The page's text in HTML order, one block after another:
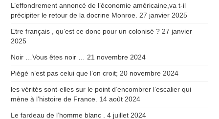
L’effondrement annoncé de l’économie américaine,va t-il
précipiter le retour de la docrine Monroe. 27 janvier 2025
Etre français , qu’est ce donc pour un colonisé ? 27 janvier
2025
Noir …Vous êtes noir … 21 novembre 2024
Piégé n’est pas celui que l’on croit; 20 novembre 2024
les vérités sont-elles sur le point d’encombrer l’escalier qui
mène à l’histoire de France. 14 août 2024
Le fardeau de l’homme blanc . 4 juillet 2024